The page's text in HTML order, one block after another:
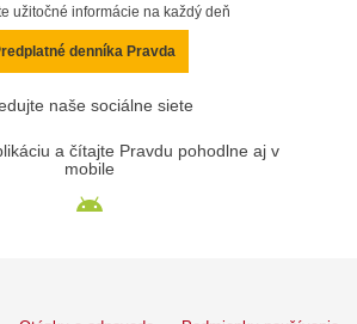
užitočné informácie na každý deň
denníka Pravda
naše sociálne siete
a čítajte Pravdu pohodlne aj v
mobile